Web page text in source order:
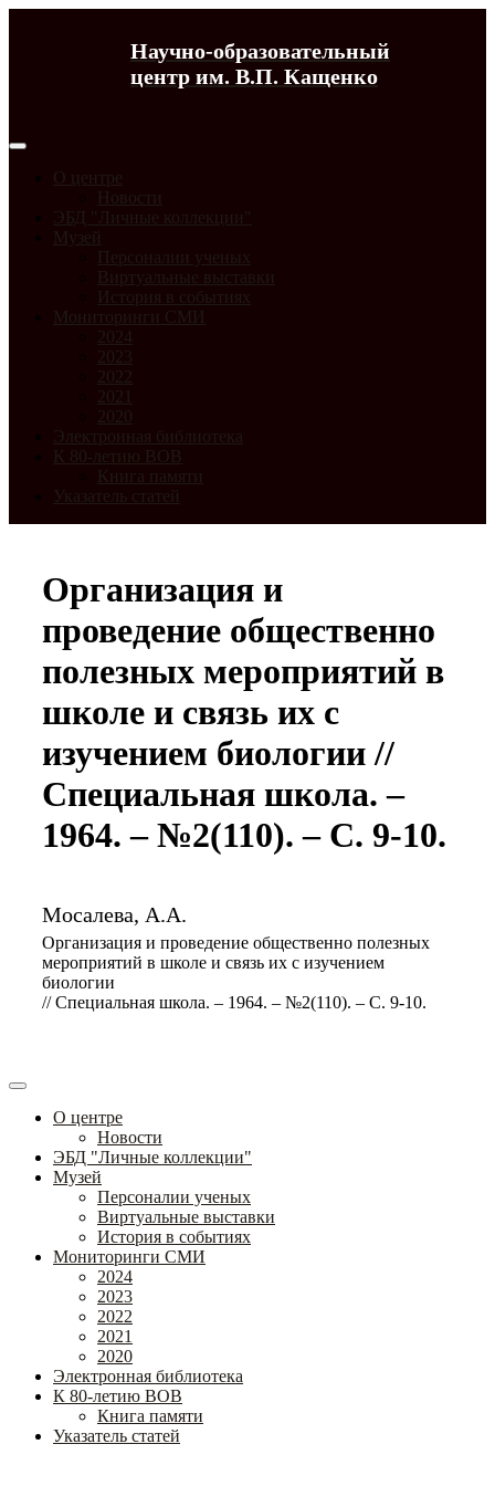
Научно-образовательный
центр им. В.П. Кащенко
О центре
Новости
ЭБД "Личные коллекции"
Музей
Персоналии ученых
Виртуальные выставки
История в событиях
Мониторинги СМИ
2024
2023
2022
2021
2020
Электронная библиотека
К 80-летию ВОВ
Книга памяти
Указатель статей
Организация и
проведение общественно
полезных мероприятий в
школе и связь их с
изучением биологии //
Специальная школа. –
1964. – №2(110). – С. 9-10.
Мосалева, А.А.
Организация и проведение общественно полезных
мероприятий в школе и связь их с изучением
биологии
// Специальная школа. – 1964. – №2(110). – С. 9-10.
О центре
Новости
ЭБД "Личные коллекции"
Музей
Персоналии ученых
Виртуальные выставки
История в событиях
Мониторинги СМИ
2024
2023
2022
2021
2020
Электронная библиотека
К 80-летию ВОВ
Книга памяти
Указатель статей